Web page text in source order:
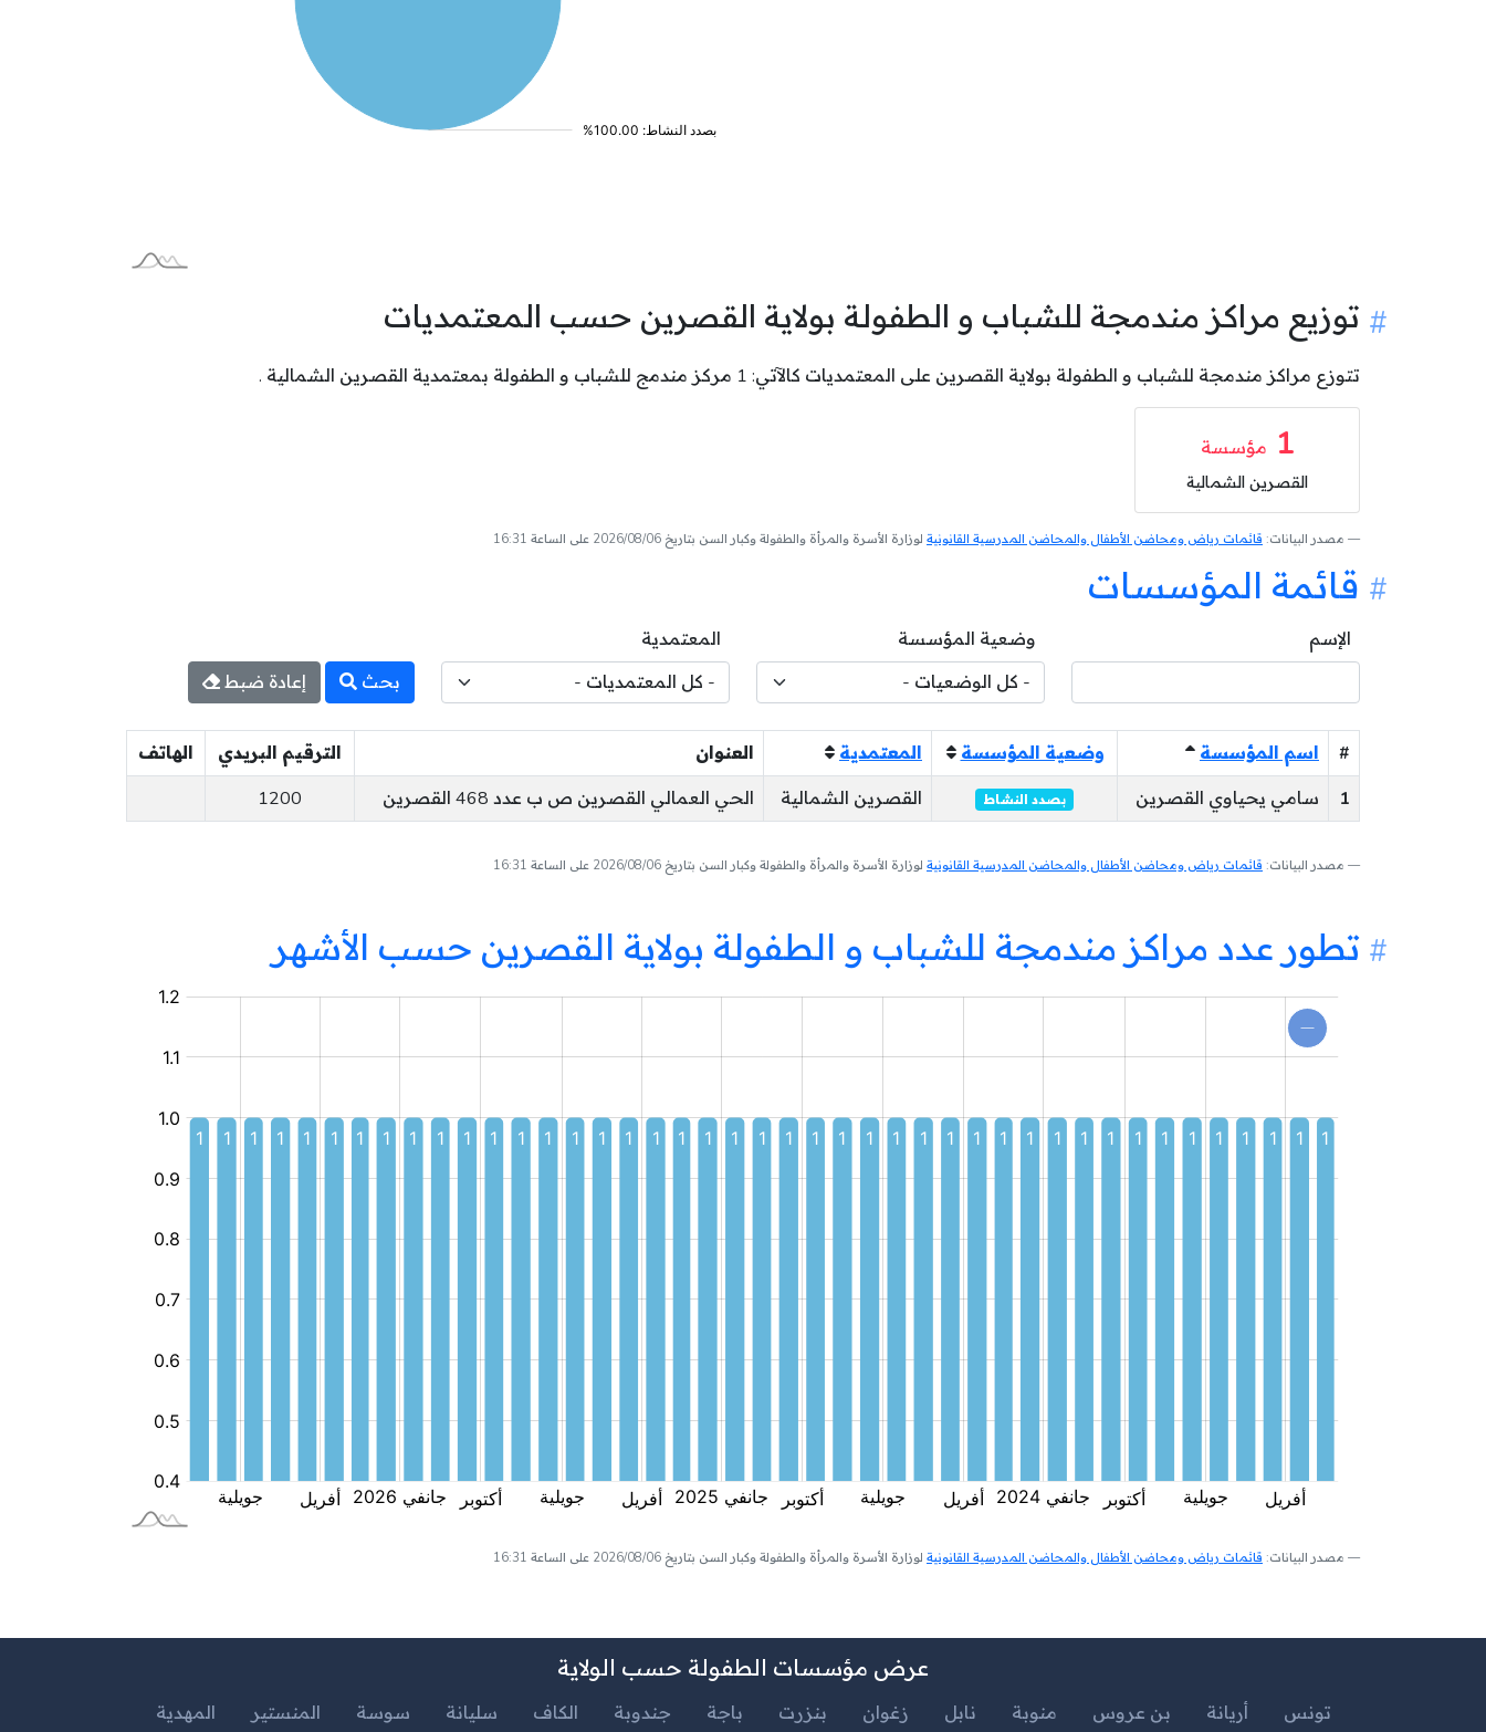
توزيع مراكز مندمجة للشباب و الطفولة بولاية القصرين حسب المعتمديات
تتوزع مراكز مندمجة للشباب و الطفولة بولاية القصرين على المعتمديات كالآتي: 1 مركز مندمج للشباب و الطفولة بمعتمدية القصرين الشمالية .
1 مؤسسة
القصرين الشمالية
مصدر البيانات: قائمات رياض ومحاضن الأطفال والمحاضن المدرسية القانونية لوزارة الأسرة والمرأة والطفولة وكبار السن بتاريخ 2026/08/06 على الساعة 16:31
قائمة المؤسسات
الإسم وضعية المؤسسة
المعتمدية
بحث
إعادة ضبط
# اسم المؤسسة وضعية المؤسسة المعتمدية العنوان الترقيم البريدي
الهاتف
1
سامي يحياوي القصرين بصدد النشاط القصرين الشمالية الحي العمالي القصرين ص ب عدد 468 القصرين 1200
مصدر البيانات: قائمات رياض ومحاضن الأطفال والمحاضن المدرسية القانونية لوزارة الأسرة والمرأة والطفولة وكبار السن بتاريخ 2026/08/06 على الساعة 16:31
تطور عدد مراكز مندمجة للشباب و الطفولة بولاية القصرين حسب الأشهر
مركز
للشباب
مصدر البيانات: قائمات رياض ومحاضن الأطفال والمحاضن المدرسية القانونية لوزارة الأسرة والمرأة والطفولة وكبار السن بتاريخ 2026/08/06 على الساعة 16:31
عرض مؤسسات الطفولة حسب الولاية
تونس أريانة بن عروس منوبة نابل زغوان بنزرت باجة جندوبة الكاف سليانة سوسة المنستير المهدية